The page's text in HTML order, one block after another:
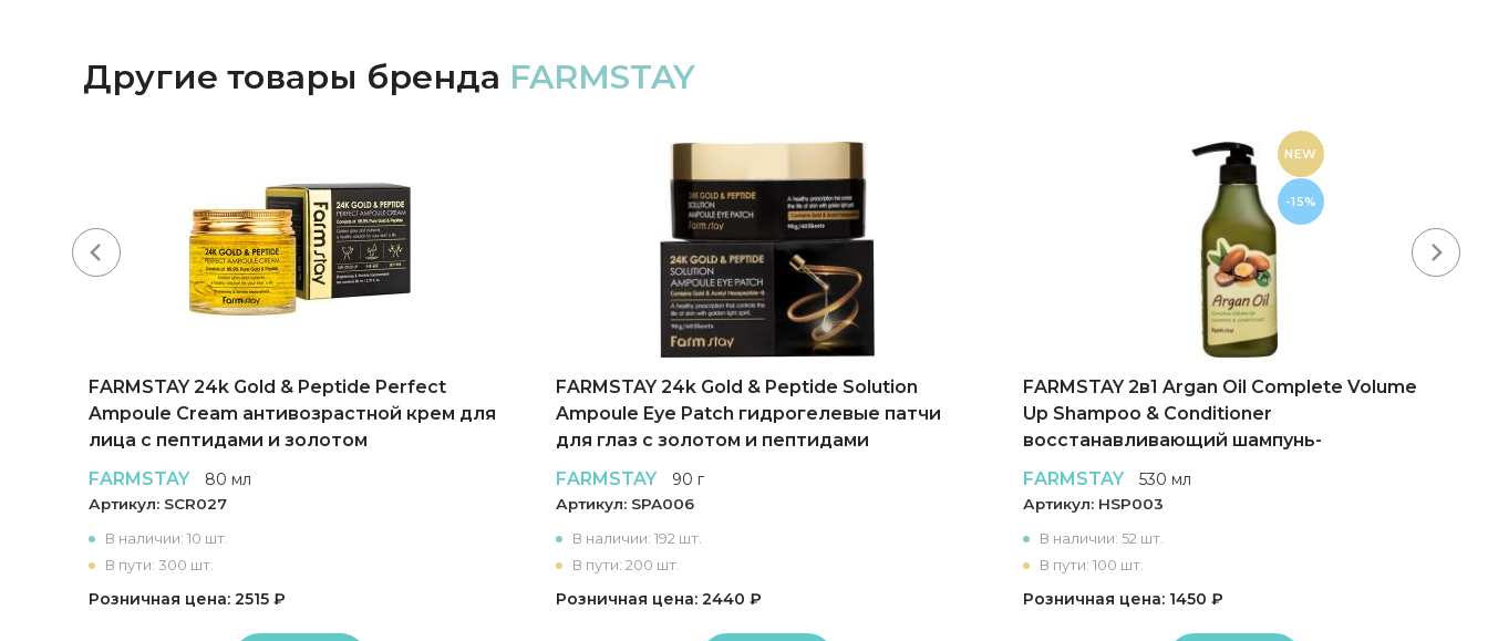
Другие товары бренда FARMSTAY
FARMSTAY 24k Gold & Peptide Perfect
Ampoule Cream антивозрастной крем для
лица с пептидами и золотом
FARMSTAY
80 мл
Артикул: SCR027
В наличии: 10 шт.
В пути: 300 шт.
Розничная цена: 2515 ₽
FARMSTAY 24k Gold & Peptide Solution
Ampoule Eye Patch гидрогелевые патчи
для глаз с золотом и пептидами
FARMSTAY
90 г
Артикул: SPA006
В наличии: 192 шт.
В пути: 200 шт.
Розничная цена: 2440 ₽
FARMSTAY 2в1 Argan Oil Complete Volume
Up Shampoo & Conditioner
восстанавливающий шампунь-
FARMSTAY 530 мл
Артикул: HSP003
В наличии: 52 шт.
В пути: 100 шт.
Розничная цена: 1450 ₽
NEW
-15%
Next